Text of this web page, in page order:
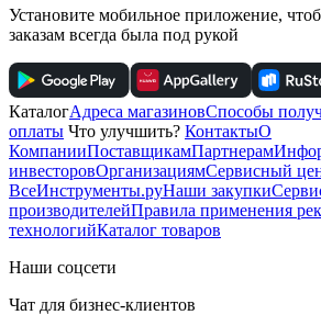
Установите мобильное приложение,
заказам всегда была под рукой
КаталогАдреса магазиновСпособы
оплаты Что улучшить? КонтактыО
КомпанииПоставщикамПартнерам
инвесторовОрганизациямСервисный
ВсеИнструменты.руНаши закупки
производителейПравила применения
технологийКаталог товаров
Наши соцсети
Чат для бизнес-клиентов